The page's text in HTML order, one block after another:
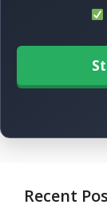
Recent